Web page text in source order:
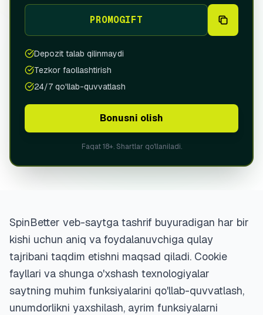
Spain (Español)
PROMOGIFT
Depozit talab qilinmaydi
Tezkor faollashtirish
24/7 qo'llab-quvvatlash
Bonusni olish
Faqat 18+. Shartlar qo'llaniladi.
SpinBetter veb-saytga tashrif buyuradigan har bir
kishi uchun aniq va foydalanuvchiga qulay
tajribani taqdim etishni maqsad qiladi. Cookie
fayllari va shunga o'xshash texnologiyalar
saytning muhim funksiyalarini qo'llab-quvvatlash,
unumdorlikni yaxshilash, ayrim funksiyalarni